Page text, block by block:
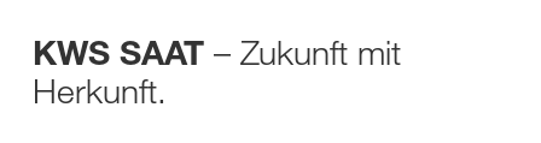
KWS SAAT – Zukunft mit
Herkunft.